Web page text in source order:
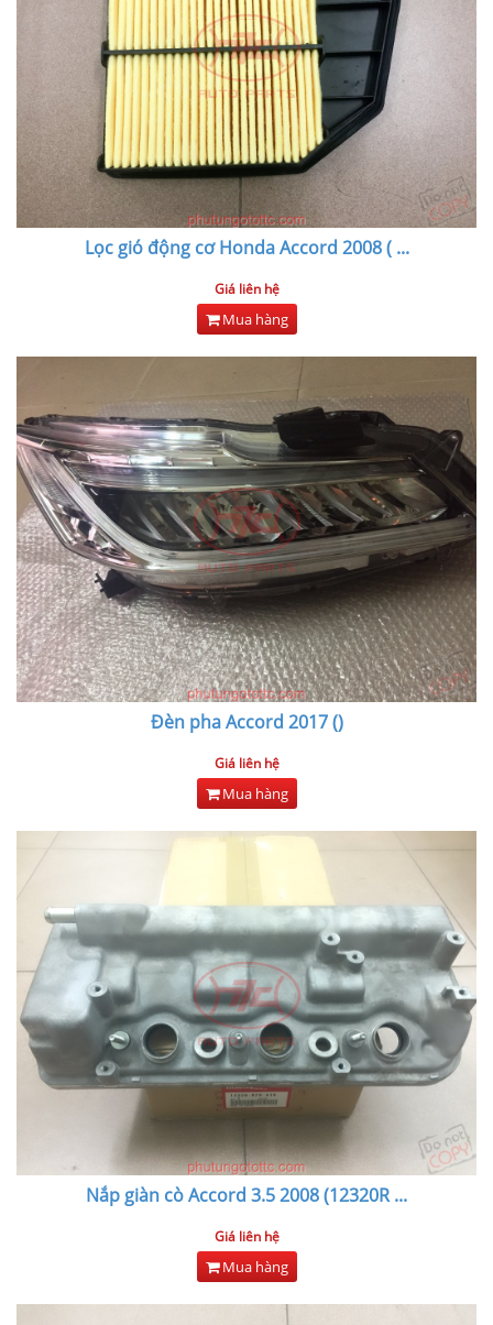
Lọc gió động cơ Honda Accord 2008 (...
Giá liên hệ
Mua hàng
Đèn pha Accord 2017 ()
Giá liên hệ
Mua hàng
Nắp giàn cò Accord 3.5 2008 (12320R...
Giá liên hệ
Mua hàng